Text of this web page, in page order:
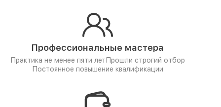
Профессиональные мастера
Практика не менее пяти лет Прошли строгий отбор
Постоянное повышение квалификации